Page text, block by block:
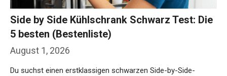
August 1, 2026
Side by Side Kühlschrank Schwarz Test: Die
5 besten (Bestenliste)
Du suchst einen erstklassigen schwarzen Side-by-Side-